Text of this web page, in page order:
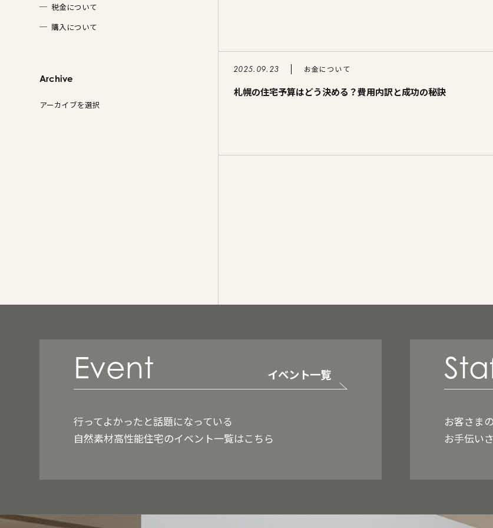
税金について
購入について
Archive
2025.09.23 お金について
札幌の住宅予算はどう決める？費用内訳と成功の秘訣
Event イベント一覧
行ってよかったと話題になっている
自然素材高性能住宅のイベント一覧はこちら
お客さま
お手伝い